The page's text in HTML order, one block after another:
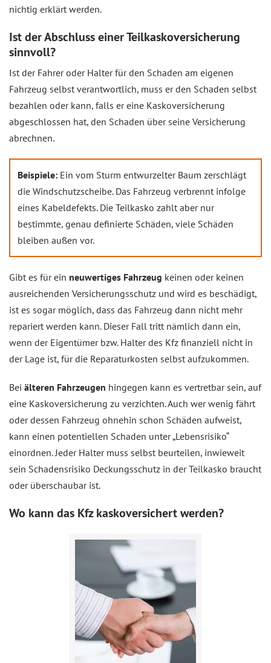
nichtig erklärt werden.
Ist der Abschluss einer Teilkaskoversicherung
sinnvoll?
Ist der Fahrer oder Halter für den Schaden am eigenen
Fahrzeug selbst verantwortlich, muss er den Schaden selbst
bezahlen oder kann, falls er eine Kaskoversicherung
abgeschlossen hat, den Schaden über seine Versicherung
abrechnen.
Beispiele: Ein vom Sturm entwurzelter Baum zerschlägt
die Windschutzscheibe. Das Fahrzeug verbrennt infolge
eines Kabeldefekts. Die Teilkasko zahlt aber nur
bestimmte, genau definierte Schäden, viele Schäden
bleiben außen vor.
Gibt es für ein neuwertiges Fahrzeug keinen oder keinen
ausreichenden Versicherungsschutz und wird es beschädigt,
ist es sogar möglich, dass das Fahrzeug dann nicht mehr
repariert werden kann. Dieser Fall tritt nämlich dann ein,
wenn der Eigentümer bzw. Halter des Kfz finanziell nicht in
der Lage ist, für die Reparaturkosten selbst aufzukommen.
Bei älteren Fahrzeugen hingegen kann es vertretbar sein, auf
eine Kaskoversicherung zu verzichten. Auch wer wenig fährt
oder dessen Fahrzeug ohnehin schon Schäden aufweist,
kann einen potentiellen Schaden unter „Lebensrisiko“
einordnen. Jeder Halter muss selbst beurteilen, inwieweit
sein Schadensrisiko Deckungsschutz in der Teilkasko braucht
oder überschaubar ist.
Wo kann das Kfz kaskoversichert werden?